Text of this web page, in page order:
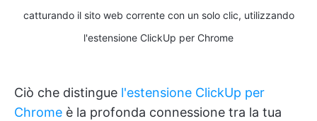
catturando il sito web corrente con un solo clic, utilizzando
l'estensione ClickUp per Chrome
Ciò che distingue l'estensione ClickUp per
Chrome è la profonda connessione tra la tua